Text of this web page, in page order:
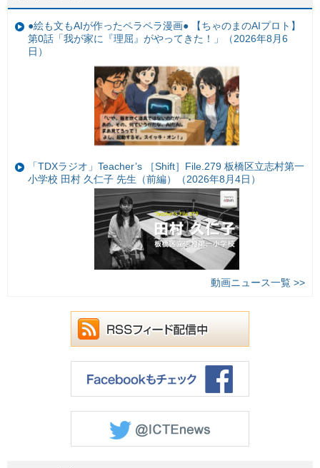
●絵も文もAIが作ったペラペラ漫画● 【ちゃのまのAIプロト】
第0話「我が家に『理屈』がやってきた！」（2026年8月6
日）
「TDXラジオ」Teacher’s ［Shift］File.279 板橋区立志村第一
小学校 田村 久仁子 先生（前編）（2026年8月4日）
動画ニュース一覧 >>